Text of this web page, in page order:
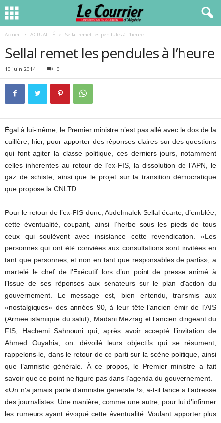
Accueil ACTUALITÉ Sellal remet les pendules à l’heure
Sellal remet les pendules à l’heure
10 juin 2014 0
Égal à lui-même, le Premier ministre n’est pas allé avec le dos de la
cuillère, hier, pour apporter des réponses claires sur des questions
qui font agiter la classe politique, ces derniers jours, notamment
celles inhérentes au retour de l’ex-FIS, la dissolution de l’APN, le
gaz de schiste, ainsi que le projet sur la transition démocratique
que propose la CNLTD.
Pour le retour de l’ex-FIS donc, Abdelmalek Sellal écarte, d’emblée,
cette éventualité, coupant, ainsi, l’herbe sous les pieds de tous
ceux qui soulèvent avec insistance cette revendication. «Les
personnes qui ont été conviées aux consultations sont invitées en
tant que personnes, et non en tant que responsables de partis», a
martelé le chef de l’Exécutif lors d’un point de presse animé à
l’issue de ses réponses aux sénateurs sur le plan d’action du
gouvernement. Le message est, bien entendu, transmis aux
«nostalgiques» des années 90, à leur tête l’ancien émir de l’AIS
(Armée islamique du salut), Madani Mezrag et l’ancien dirigeant du
FIS, Hachemi Sahnouni qui, après avoir accepté l’invitation de
Ahmed Ouyahia, ont dévoilé leurs objectifs qui se résument,
rappelons-le, dans le retour de ce parti sur la scène politique, ainsi
que l’amnistie générale. À ce propos, le Premier ministre a fait
savoir que ce point ne figure pas dans l’agenda du gouvernement.
«On n’a jamais parlé d’amnistie générale !», a-t-il lancé à l’adresse
des journalistes. Une manière, comme une autre, pour lui d’infirmer
les rumeurs ayant évoqué cette éventualité. Voulant apporter plus